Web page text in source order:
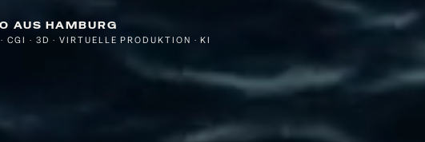
AUS HAMBURG
CGI · 3D · VIRTUELLE PRODUKTION · KI